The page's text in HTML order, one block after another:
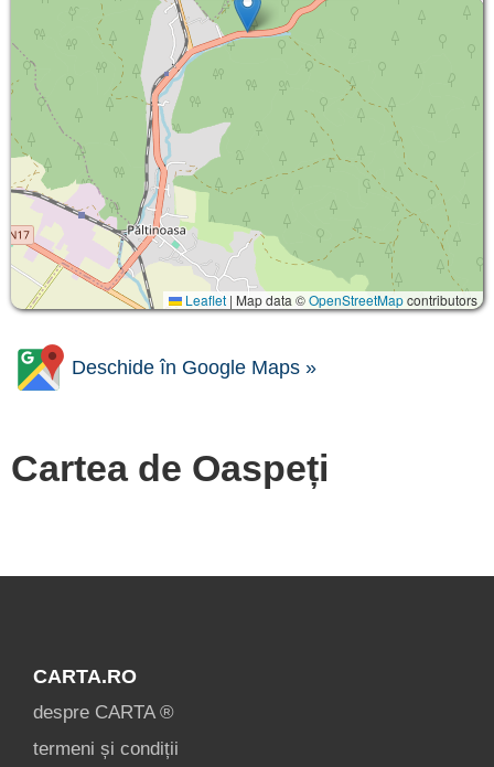
Leaflet | Map data ©OpenStreetMapcontributors
Deschide în Google Maps »
Cartea de Oaspeți
CARTA.RO
despre CARTA ®
termeni și condiții